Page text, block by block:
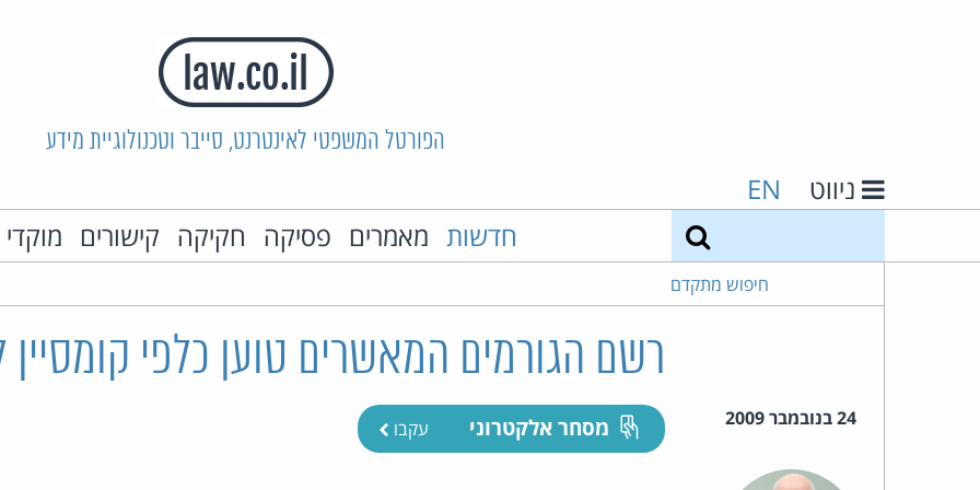
הפורטל המשפטי לאינטרנט, סייבר וטכנולוגיית מידע
ניווט EN
חדשות מאמרים פסיקה חקיקה קישורים
חיפוש מתקדם
רשם הגורמים המאשרים טוען כלפי קומסיין
24 בנובמבר 2009 מסחר אלקטרוני עקבו